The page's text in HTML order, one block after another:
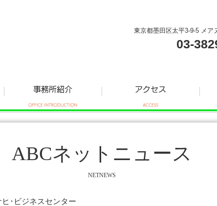
東京都墨田区太平3-9-5 メア
03-
ABCネットニュース
NETNEWS
･ビジネスセンター